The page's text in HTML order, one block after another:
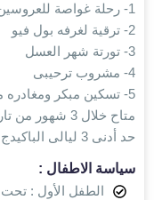
1- رحلة غواصة للعروسين
2- ترقية لغرفه بول فيو
3- تورتة شهر العسل
4- مشروب ترحيبى
5- تسكين مبكر ومغادره متأخره (حسب الامكانية)
متاح خلال 3 شهور من تاريخ عقد الزواج
حد أدنى 3 ليالى الباكيدج متاح ايضا لاعياد الزواج
سياسة الاطفال :
الطفل الأول : تحت 12 سنة مجانا